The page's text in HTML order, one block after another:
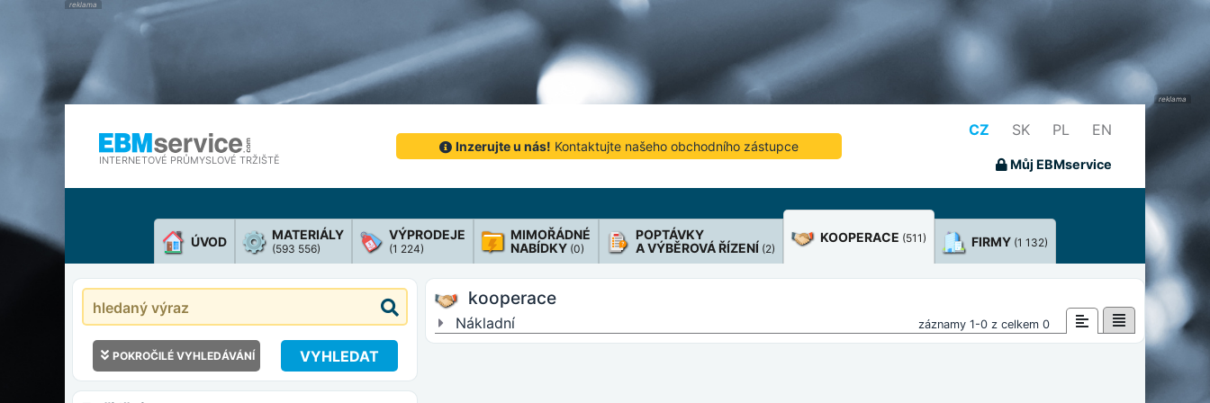
INTERNETOVÉ PRŮMYSLOVÉ TRŽIŠTĚ
Inzerujte u nás! Kontaktujte našeho obchodního zástupce
CZ SK PL EN
Můj EBMservice
ÚVOD MATERIÁLY
(593 556)
VÝPRODEJE
(1 224)
MIMOŘÁDNÉ
NABÍDKY (0)
POPTÁVKY
A VÝBĚROVÁ ŘÍZENÍ (2)
KOOPERACE (511) FIRMY (1 132)
POKROČILÉ VYHLEDÁVÁNÍ VYHLEDAT
kooperace
Nákladní záznamy 1-0 z celkem 0